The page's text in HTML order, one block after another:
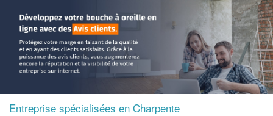
Entreprise spécialisées en Charpente